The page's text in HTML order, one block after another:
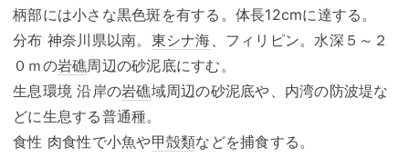
柄部には小さな黒色斑を有する。体長12cmに達する。
分布 神奈川県以南。 東シナ海、フィリピン。水深５～２
０ｍの岩礁周辺の砂泥底にすむ。
生息環境 沿岸の岩礁域周辺の砂泥底や、内湾の防波堤な
どに生息する普通種。
食性 肉食性で小魚や甲殻類などを捕食する。